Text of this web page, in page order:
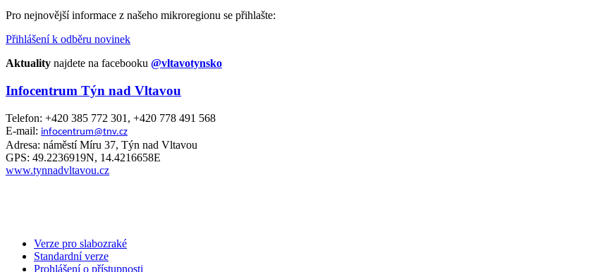
Pro nejnovější informace z našeho mikroregionu se přihlašte:
Přihlášení k odběru novinek
Aktuality najdete na facebooku @vltavotynsko
Infocentrum Týn nad Vltavou
Telefon: +420 385 772 301, +420 778 491 568
E-mail: infocentrum@tnv.cz
Adresa: náměstí Míru 37, Týn nad Vltavou
GPS: 49.2236919N, 14.4216658E
www.tynnadvltavou.cz
Verze pro slabozraké
Standardní verze
Prohlášení o přístupnosti